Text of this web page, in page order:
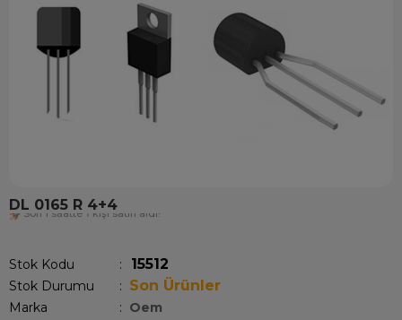
DL 0165 R 4+4
kişi satın aldı!
Stok Kodu 15512
Stok Durumu : Son Ürünler
Marka : Oem